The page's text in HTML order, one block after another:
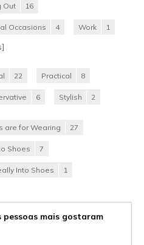
Out 16
Occasions 4 Work 1
]
22 Practical 8
6 Stylish 2
are for Wearing 27
Shoes 7
Into Shoes 1
mais gostaram